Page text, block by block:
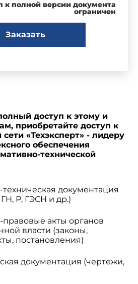
к полной версии документа
ограничен
Заказать
доступ к этому и
приобретайте доступ к
«Техэксперт» - лидеру
обеспечения
технической
документация
Р, ГЭСН и др.)
акты органов
власти (законы,
постановления)
документация (чертежи,